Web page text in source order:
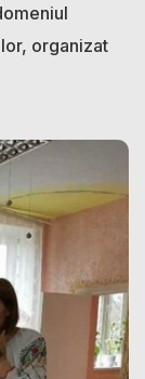
organizat